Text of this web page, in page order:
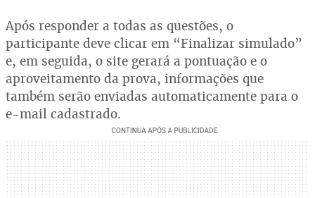
Após responder a todas as questões, o
participante deve clicar em “Finalizar simulado”
e, em seguida, o site gerará a pontuação e o
aproveitamento da prova, informações que
também serão enviadas automaticamente para o
e-mail cadastrado.